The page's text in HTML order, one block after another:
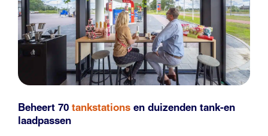
Beheert 70 tankstations en duizenden tank-en
laadpassen